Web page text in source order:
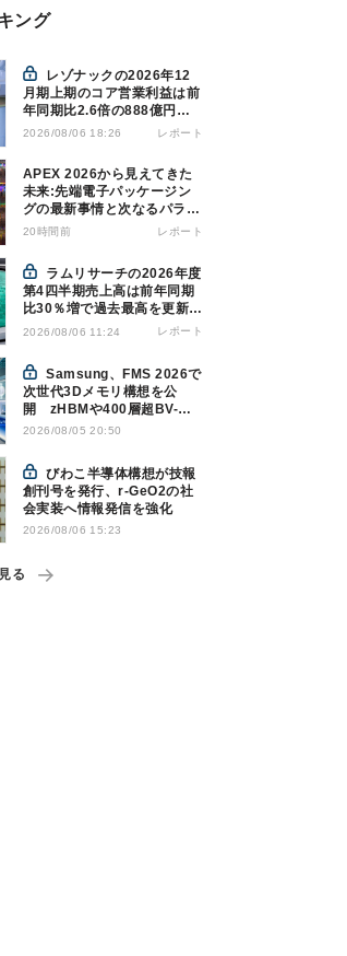
ング
月期上期のコア営業利益は前
年同期比2.6倍の888億円、
AI向け半導体材料が好調
2026/08/06 18:26 レポート
APEX 2026から見えてきた
未来:先端電子パッケージン
グの最新事情と次なるパラダ
イムシフト
20時間前 レポート
第4四半期売上高は前年同期
比30％増で過去最高を更新、
NAND関連が好調
2026/08/06 11:24 レポート
Samsung、FMS 2026で
次世代3Dメモリ構想を公
開 zHBMや400層超BV-
NANDを披露
2026/08/05 20:50
びわこ半導体構想が技報
創刊号を発行、r-GeO2の社
会実装へ情報発信を強化
2026/08/06 15:23
る